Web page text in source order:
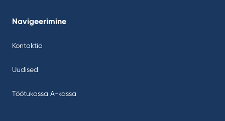
Navigeerimine
Kontaktid
Uudised
Töötukassa A-kassa